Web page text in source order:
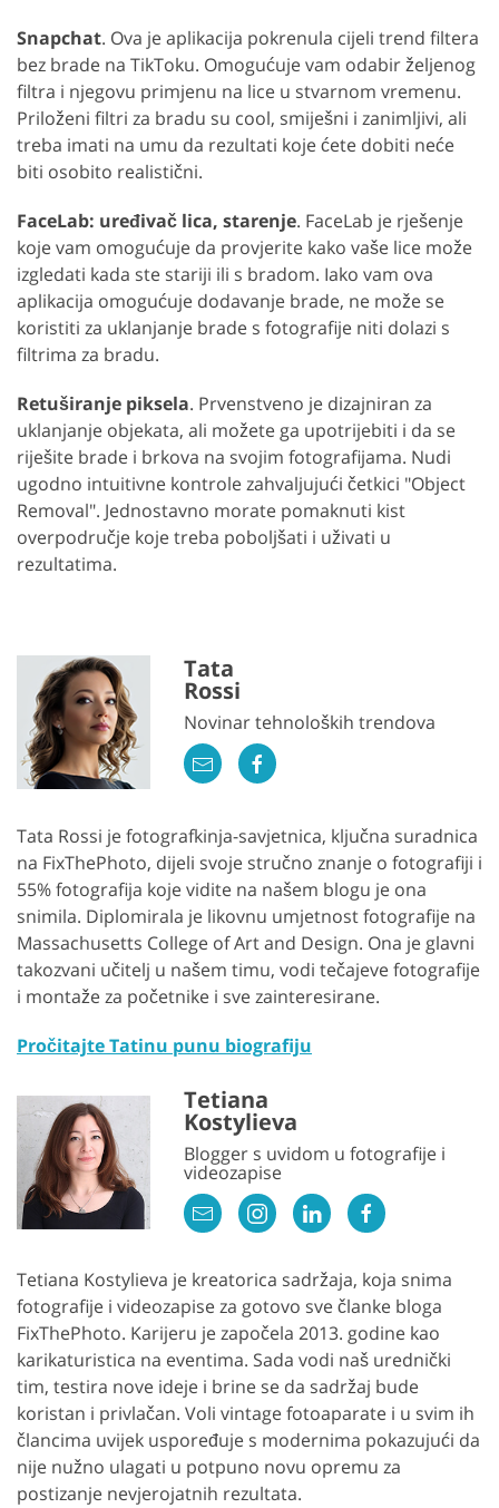
Snapchat. Ova je aplikacija pokrenula cijeli trend filtera
bez brade na TikToku. Omogućuje vam odabir željenog
filtra i njegovu primjenu na lice u stvarnom vremenu.
Priloženi filtri za bradu su cool, smiješni i zanimljivi, ali
treba imati na umu da rezultati koje ćete dobiti neće
biti osobito realistični.
FaceLab: uređivač lica, starenje. FaceLab je rješenje
koje vam omogućuje da provjerite kako vaše lice može
izgledati kada ste stariji ili s bradom. Iako vam ova
aplikacija omogućuje dodavanje brade, ne može se
koristiti za uklanjanje brade s fotografije niti dolazi s
filtrima za bradu.
Retuširanje piksela. Prvenstveno je dizajniran za
uklanjanje objekata, ali možete ga upotrijebiti i da se
riješite brade i brkova na svojim fotografijama. Nudi
ugodno intuitivne kontrole zahvaljujući četkici "Object
Removal". Jednostavno morate pomaknuti kist
overpodručje koje treba poboljšati i uživati u
rezultatima.
Tata
Rossi
Novinar tehnoloških trendova
Tata Rossi je fotografkinja-savjetnica, ključna suradnica
na FixThePhoto, dijeli svoje stručno znanje o fotografiji i
55% fotografija koje vidite na našem blogu je ona
snimila. Diplomirala je likovnu umjetnost fotografije na
Massachusetts College of Art and Design. Ona je glavni
takozvani učitelj u našem timu, vodi tečajeve fotografije
i montaže za početnike i sve zainteresirane.
Pročitajte Tatinu punu biografiju
Tetiana
Kostylieva
Blogger s uvidom u fotografije i
videozapise
Tetiana Kostylieva je kreatorica sadržaja, koja snima
fotografije i videozapise za gotovo sve članke bloga
FixThePhoto. Karijeru je započela 2013. godine kao
karikaturistica na eventima. Sada vodi naš urednički
tim, testira nove ideje i brine se da sadržaj bude
koristan i privlačan. Voli vintage fotoaparate i u svim ih
člancima uvijek uspoređuje s modernima pokazujući da
nije nužno ulagati u potpuno novu opremu za
postizanje nevjerojatnih rezultata.
GET 50% OFF CREATIVE CLOUD